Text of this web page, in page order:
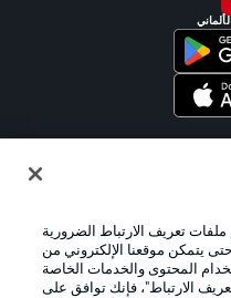
تعريف الارتباط الضرورية
يتمكن موقعنا الإلكتروني من
المحتوى والخدمات الخاصة
الارتباط"، فإنك توافق على